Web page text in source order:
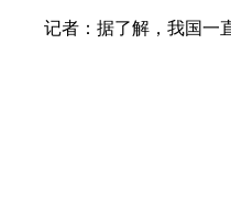
记者：据了解，我国一直